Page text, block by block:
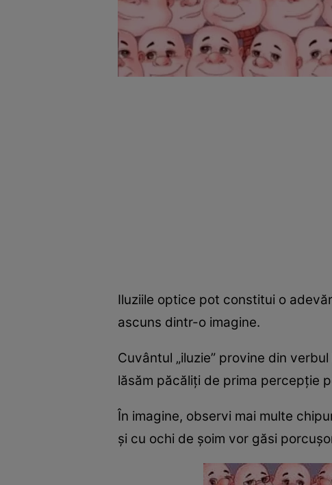
Iluziile optice pot constitui o
ascuns dintr-o imagine.
Cuvântul „iluzie” provine din
lăsăm păcăliți de prima percepție
În imagine, observi mai multe
și cu ochi de șoim vor găsi